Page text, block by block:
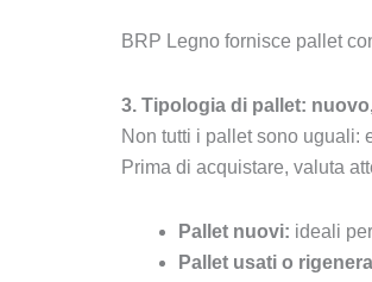
BRP Legno fornisce pallet
3. Tipologia di pallet:
Non tutti i pallet sono uguali:
Prima di acquistare, valuta
Pallet nuovi: ideali
Pallet usati o